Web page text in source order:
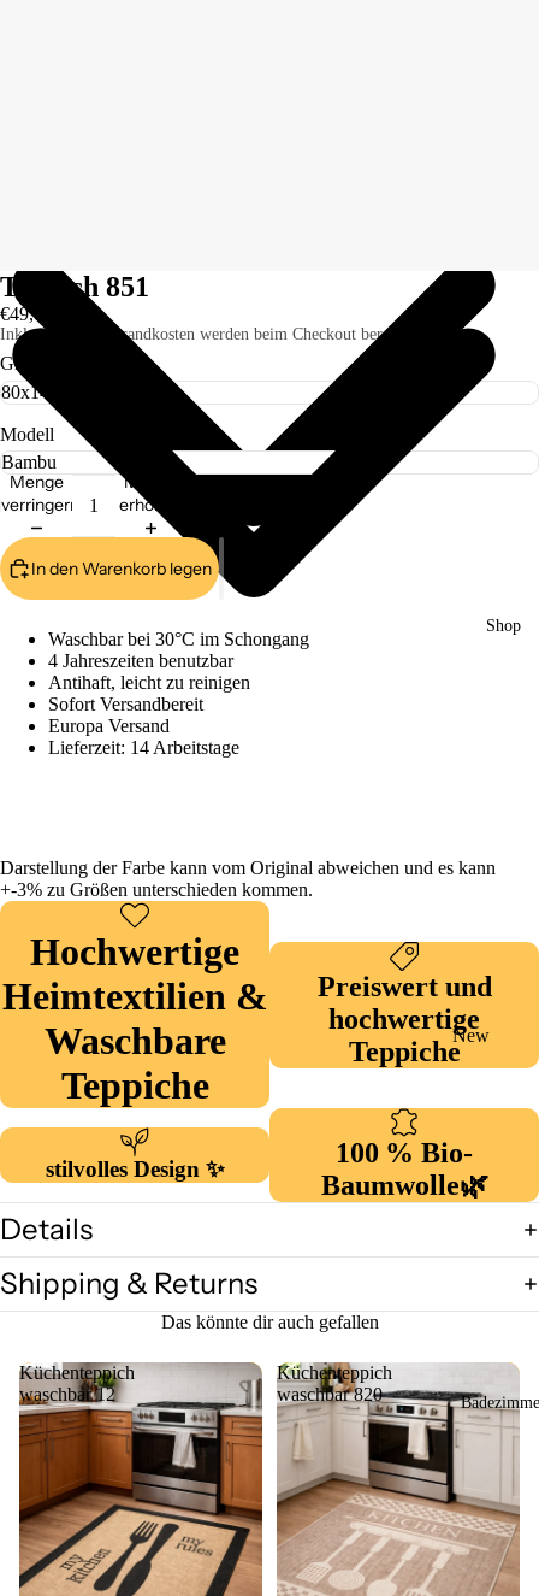
Shop
New
Collection
Sisal Natur
Puffy Serie
he
Deko &
Dekoration
Teppich 851
€49,00
Inkl. Steuern. Versandkosten werden beim Checkout berechnet.
Größe
Modell
Menge
verringern
Menge
erhöhen
In den Warenkorb legen
Waschbar bei 30°C im Schongang
4 Jahreszeiten benutzbar
Antihaft, leicht zu reinigen
Sofort Versandbereit
Europa Versand
Lieferzeit: 14 Arbeitstage
Darstellung der Farbe kann vom Original abweichen und es kann
+-3% zu Größen unterschieden kommen.
Hochwertige
Heimtextilien &
Waschbare
Teppiche
Preiswert und
hochwertige
Teppiche
stilvolles Design ✨
100 % Bio-
Baumwolle🌿
Details
Shipping & Returns
Das könnte dir auch gefallen
Küchenteppich
waschbar 12
Küchenteppich
waschbar 820